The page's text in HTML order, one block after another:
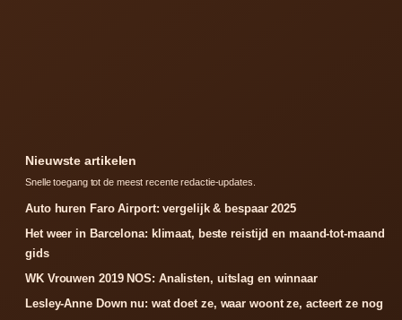
Nieuwste artikelen
Snelle toegang tot de meest recente redactie-updates.
Auto huren Faro Airport: vergelijk & bespaar 2025
Het weer in Barcelona: klimaat, beste reistijd en maand-tot-maand
gids
WK Vrouwen 2019 NOS: Analisten, uitslag en winnaar
Lesley-Anne Down nu: wat doet ze, waar woont ze, acteert ze nog